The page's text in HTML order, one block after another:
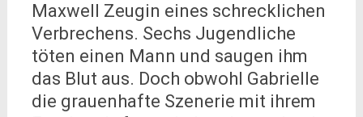
Maxwell Zeugin eines schrecklichen
Verbrechens. Sechs Jugendliche
töten einen Mann und saugen ihm
das Blut aus. Doch obwohl Gabrielle
die grauenhafte Szenerie mit ihrem